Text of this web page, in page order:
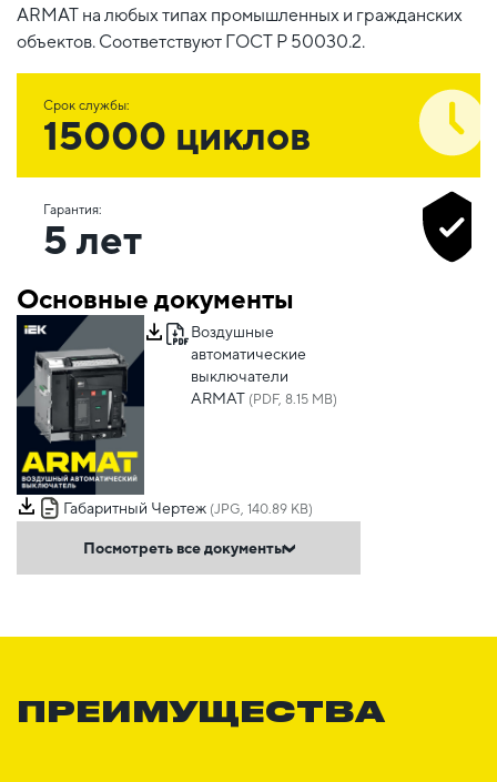
ARMAT на любых типах промышленных и гражданских
объектов. Соответствуют ГОСТ Р 50030.2.
Срок службы:
15000 циклов
Гарантия:
5 лет
Основные документы
Воздушные
автоматические
выключатели
ARMAT (PDF, 8.15 MB)
Габаритный Чертеж (JPG, 140.89 KB)
Посмотреть все документы
ПРЕИМУЩЕСТВА